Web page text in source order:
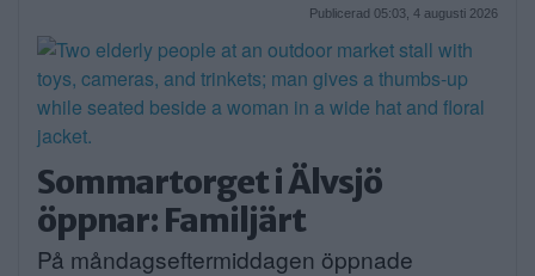
Publicerad 05:03, 4 augusti 2026
Sommartorget i Älvsjö
öppnar: Familjärt
På måndagseftermiddagen öppnade